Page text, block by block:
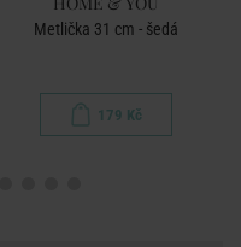
Metlička 31 cm - šedá
179 Kč